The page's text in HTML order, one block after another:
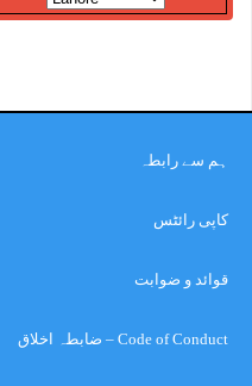
ہم سے رابطہ
کاپی رائٹس
قوائد و ضوابت
Code of Conduct – ضابطہ اخلاق